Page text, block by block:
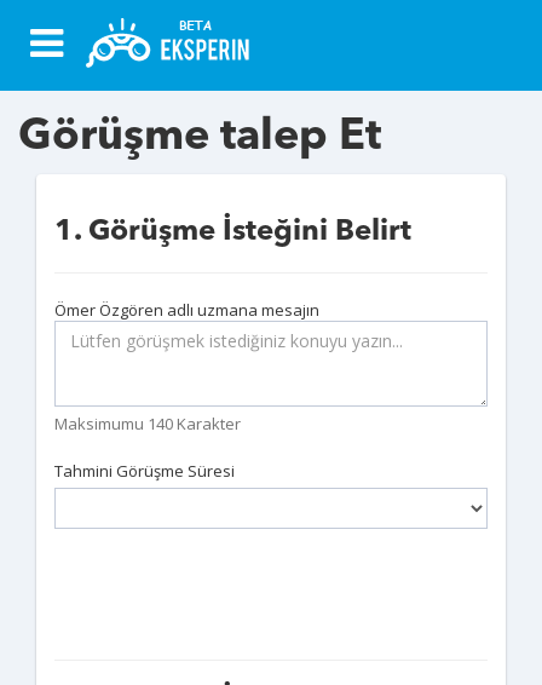
Görüşme talep Et
1. Görüşme İsteğini Belirt
Ömer Özgören adlı uzmana mesajın
Maksimumu 140 Karakter
Tahmini Görüşme Süresi